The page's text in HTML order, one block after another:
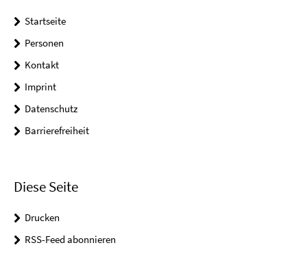
Startseite
Personen
Kontakt
Imprint
Datenschutz
Barrierefreiheit
Diese Seite
Drucken
RSS-Feed abonnieren